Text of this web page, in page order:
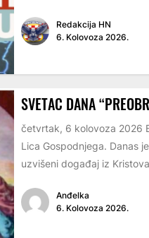
Redakcija HN
6. Kolovoza 2026.
SVETAC DANA
četvrtak, 6 kolovoza 2026
Lica Gospodnjega. Danas
uzvišeni događaj iz
Anđelka
6. Kolovoza 2026.